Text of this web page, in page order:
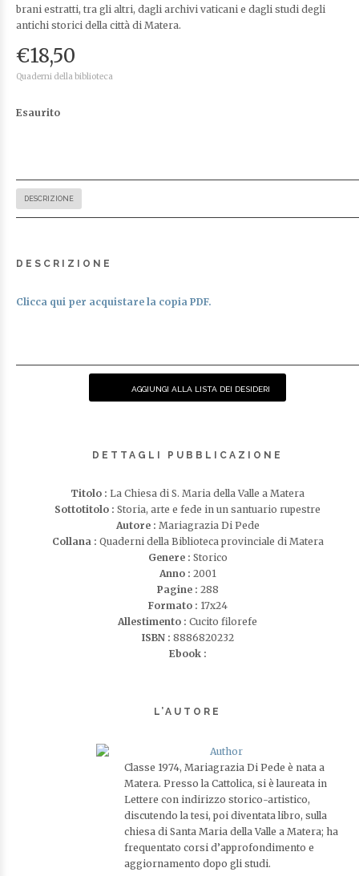
brani estratti, tra gli altri, dagli archivi vaticani e dagli studi degli
antichi storici della città di Matera.
€18,50
Quaderni della biblioteca
Esaurito
DESCRIZIONE
DESCRIZIONE
Clicca qui per acquistare la copia PDF.
AGGIUNGI ALLA LISTA DEI DESIDERI
DETTAGLI PUBBLICAZIONE
Titolo : La Chiesa di S. Maria della Valle a Matera
Sottotitolo : Storia, arte e fede in un santuario rupestre
Autore : Mariagrazia Di Pede
Collana : Quaderni della Biblioteca provinciale di Matera
Genere : Storico
Anno : 2001
Pagine : 288
Formato : 17x24
Allestimento : Cucito filorefe
ISBN : 8886820232
Ebook :
L’AUTORE
Classe 1974, Mariagrazia Di Pede è nata a
Matera. Presso la Cattolica, si è laureata in
Lettere con indirizzo storico-artistico,
discutendo la tesi, poi diventata libro, sulla
chiesa di Santa Maria della Valle a Matera; ha
frequentato corsi d’approfondimento e
aggiornamento dopo gli studi.